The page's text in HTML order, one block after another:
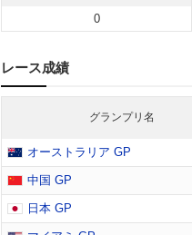
の獲得に終わったが、25年は4度の
価を再び高めることに成功した。
25年から加入したカルロス・サイ
ている。今季もサインツと切磋琢
る。
0
レース成績
グランプリ名
オーストラリア GP
中国 GP
日本 GP